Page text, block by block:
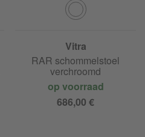
Vitra
Eames Plastic Armchair
RAR schommelstoel
verchroomd
op voorraad
686,00 €